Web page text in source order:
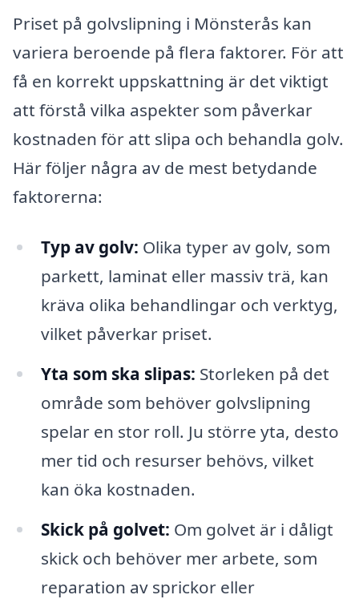
Priset på golvslipning i Mönsterås kan
variera beroende på flera faktorer. För att
få en korrekt uppskattning är det viktigt
att förstå vilka aspekter som påverkar
kostnaden för att slipa och behandla golv.
Här följer några av de mest betydande
faktorerna:
Typ av golv: Olika typer av golv, som
parkett, laminat eller massiv trä, kan
kräva olika behandlingar och verktyg,
vilket påverkar priset.
Yta som ska slipas: Storleken på det
område som behöver golvslipning
spelar en stor roll. Ju större yta, desto
mer tid och resurser behövs, vilket
kan öka kostnaden.
Skick på golvet: Om golvet är i dåligt
skick och behöver mer arbete, som
reparation av sprickor eller